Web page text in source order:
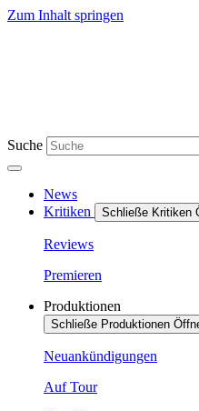
Zum Inhalt springen
Suche
News
Kritiken
Schließe Kritiken
Reviews
Premieren
Produktionen
Schließe Produktionen
Neuankündigungen
Auf Tour